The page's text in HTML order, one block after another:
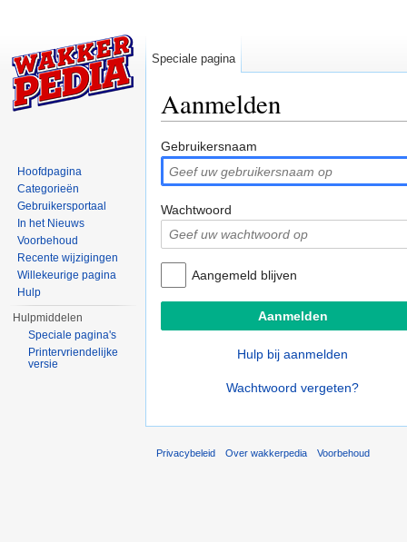
Aanmelden
Gebruikersnaam
Wachtwoord
Aangemeld blijven
Hulp bij aanmelden
Wachtwoord vergeten?
Speciale pagina
Hoofdpagina
Categorieën
Gebruikersportaal
In het Nieuws
Voorbehoud
Recente wijzigingen
Willekeurige pagina
Hulp
Hulpmiddelen
Speciale pagina's
Printervriendelijke
versie
Privacybeleid Over wakkerpedia Voorbehoud